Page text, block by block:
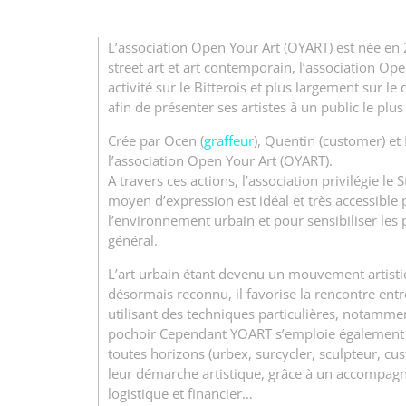
L’association Open Your Art (OYART) est née
street art et art contemporain, l’association
activité sur le Bitterois et plus largement sur le
afin de présenter ses artistes à un public le
Crée par Ocen (graffeur), Quentin (customer) et
l’association Open Your Art (OYART).
A travers ces actions, l’association privilégie le
moyen d’expression est idéal et très
l’environnement urbain et pour sensibiliser les
général.
L’art urbain étant devenu un mouvement
désormais reconnu, il favorise la rencontre
utilisant des techniques particulières,
pochoir Cependant YOART s’emploie
toutes horizons (urbex, surcycler, sculpteur,
leur démarche artistique, grâce à un
logistique et financier…